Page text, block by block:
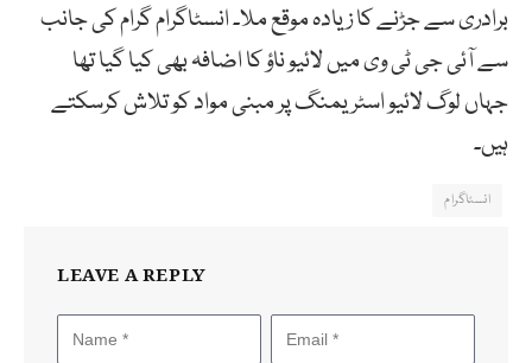
برادری سے جڑنے کا زیادہ موقع ملا۔ انسٹاگرام گرام کی جانب
سے آئی جی ٹی وی میں لائیو ناؤ کا اضافہ بھی کیا گیا تھا
جہاں لوگ لائیو اسٹریمنگ پر مبنی مواد کو تلاش کرسکتے
ہیں۔
انسٹاگرام
LEAVE A REPLY